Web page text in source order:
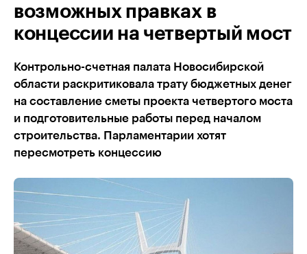
возможных правках в
концессии на четвертый мост
Контрольно-счетная палата Новосибирской
области раскритиковала трату бюджетных денег
на составление сметы проекта четвертого моста
и подготовительные работы перед началом
строительства. Парламентарии хотят
пересмотреть концессию